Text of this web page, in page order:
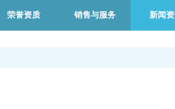
荣誉资质 销售与服务 新闻